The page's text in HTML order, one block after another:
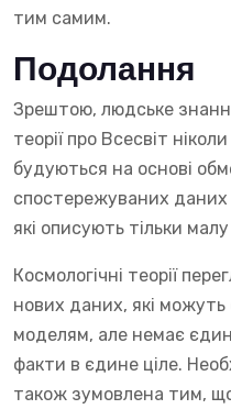
тим самим.
Подолання
Зрештою, людське
теорії про Всесвіт
будуються на основі
спостережуваних
які описують тільки
Космологічні теорії
нових даних, які
моделям, але немає
факти в єдине ціле.
також зумовлена тим,